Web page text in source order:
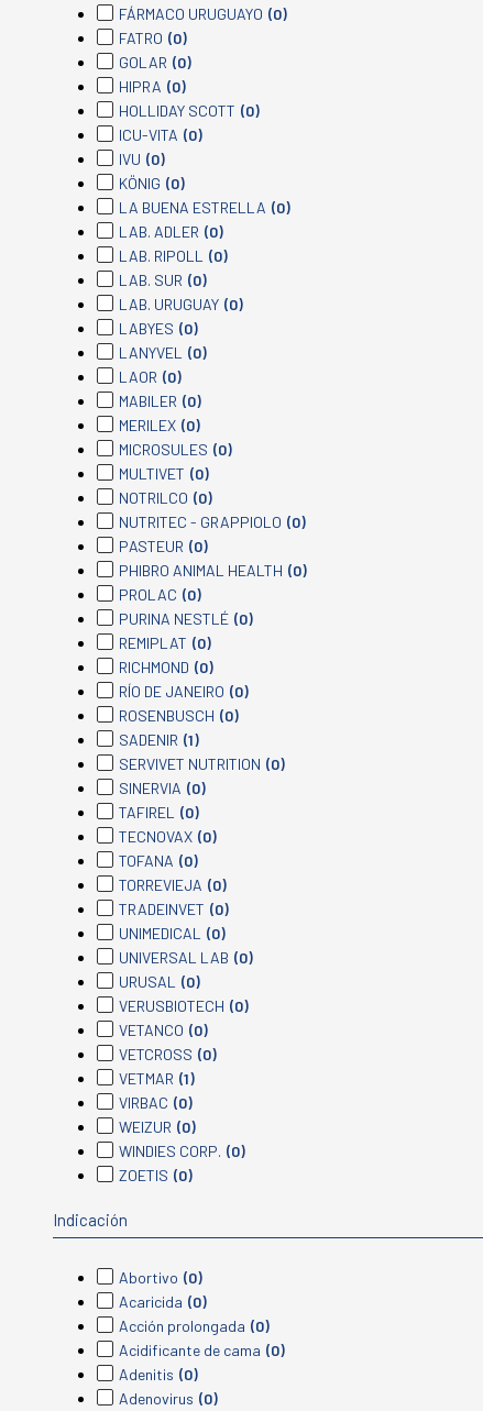
FÁRMACO URUGUAYO (0)
FATRO (0)
GOLAR (0)
HIPRA (0)
HOLLIDAY SCOTT (0)
ICU-VITA (0)
IVU (0)
KÖNIG (0)
LA BUENA ESTRELLA (0)
LAB. ADLER (0)
LAB. RIPOLL
(0)
LAB. SUR (0)
LAB. URUGUAY (0)
LABYES (0)
LANYVEL
(0)
LAOR (0)
MABILER (0)
MERILEX (0)
MICROSULES (0)
MULTIVET (0)
NOTRILCO (0)
NUTRITEC - GRAPPIOLO (0)
PASTEUR (0)
PHIBRO ANIMAL HEALTH (0)
PROLAC (0)
PURINA NESTLÉ (0)
REMIPLAT (0)
RICHMOND (0)
RÍO DE JANEIRO (0)
ROSENBUSCH (0)
SADENIR (1)
SERVIVET NUTRITION (0)
SINERVIA (0)
TAFIREL
(0)
TECNOVAX (0)
TOFANA (0)
TORREVIEJA (0)
TRADEINVET (0)
UNIMEDICAL
(0)
UNIVERSAL LAB (0)
URUSAL
(0)
VERUSBIOTECH (0)
VETANCO (0)
VETCROSS (0)
VETMAR (1)
VIRBAC (0)
WEIZUR (0)
WINDIES CORP. (0)
ZOETIS (0)
Indicación
Abortivo (0)
Acaricida (0)
Acción prolongada (0)
Acidificante de cama (0)
Adenitis (0)
Adenovirus (0)